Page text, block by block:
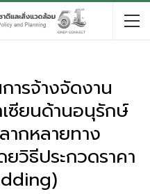
ารจ้างจัดงาน
ซียนด้านอนุรักษ์
ากหลายทาง
วิธีประกวดราคา